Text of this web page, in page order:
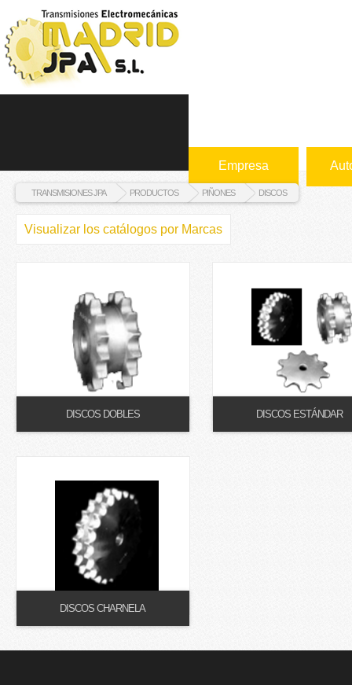
Empresa
TRANSMISIONES JPA PRODUCTOS PIÑONES DISCOS
Visualizar los catálogos por Marcas
DISCOS DOBLES DISCOS ESTÁNDAR
DISCOS CHARNELA